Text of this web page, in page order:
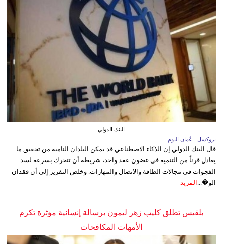
البنك الدولي
بروكسل - عُمان اليوم
قال البنك الدولي إن الذكاء الاصطناعي قد يمكن البلدان النامية من تحقيق ما
يعادل قرناً من التنمية في غضون عقد واحد، شريطة أن تتحرك بسرعة لسد
الفجوات في مجالات الطاقة والاتصال والمهارات. وخلص التقرير إلى أن فقدان
الو�...
المزيد
بلقيس تطلق كليب زهر ليمون برسالة إنسانية مؤثرة تكرم
الأمهات المكافحات